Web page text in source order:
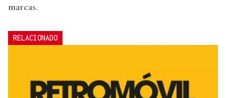
marcas.
RELACIONADO